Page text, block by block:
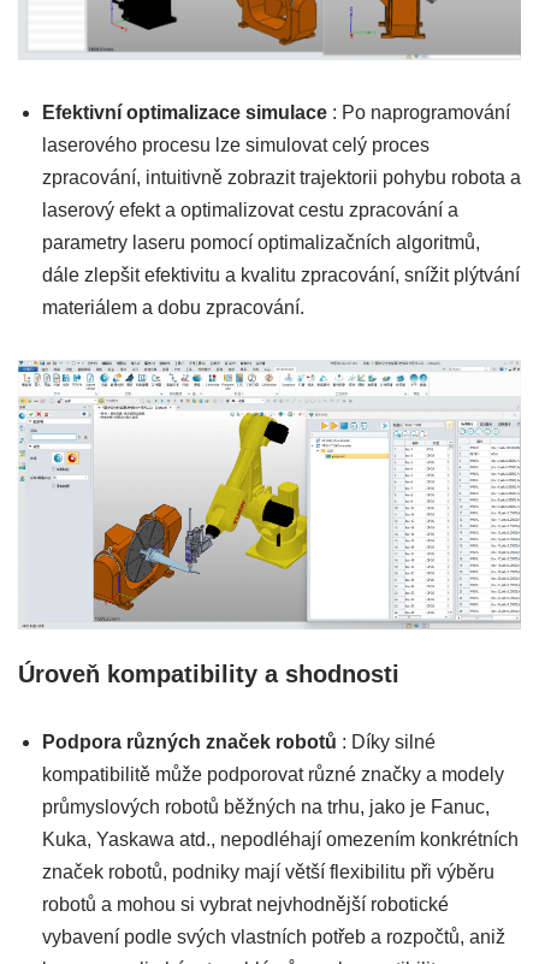
Efektivní optimalizace simulace : Po naprogramování
laserového procesu lze simulovat celý proces
zpracování, intuitivně zobrazit trajektorii pohybu robota a
laserový efekt a optimalizovat cestu zpracování a
parametry laseru pomocí optimalizačních algoritmů,
dále zlepšit efektivitu a kvalitu zpracování, snížit plýtvání
materiálem a dobu zpracování.
Úroveň kompatibility a shodnosti
Podpora různých značek robotů : Díky silné
kompatibilitě může podporovat různé značky a modely
průmyslových robotů běžných na trhu, jako je Fanuc,
Kuka, Yaskawa atd., nepodléhají omezením konkrétních
značek robotů, podniky mají větší flexibilitu při výběru
robotů a mohou si vybrat nejvhodnější robotické
vybavení podle svých vlastních potřeb a rozpočtů, aniž